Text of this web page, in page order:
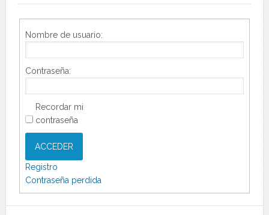
Nombre de usuario:
Contraseña:
Recordar mi
contraseña
ACCEDER
Registro
Contraseña perdida